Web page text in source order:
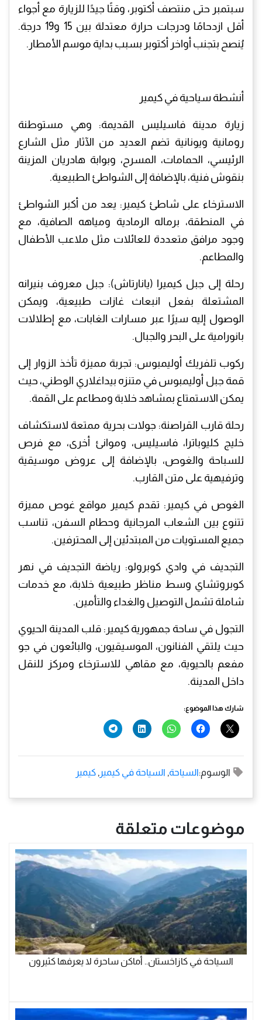
سبتمبر حتى منتصف أكتوبر، وقتًا جيدًا للزيارة مع أجواء
أقل ازدحامًا ودرجات حرارة معتدلة بين 15 و19 درجة.
يُنصح بتجنب أواخر أكتوبر بسبب بداية موسم الأمطار.
أنشطة سياحية في كيمير
زيارة مدينة فاسيليس القديمة: وهي مستوطنة
رومانية ويونانية تضم العديد من الآثار مثل الشارع
الرئيسي، الحمامات، المسرح، وبوابة هادريان المزينة
بنقوش فنية، بالإضافة إلى الشواطئ الطبيعية.
الاسترخاء على شاطئ كيمير: يعد من أكبر الشواطئ
في المنطقة، برماله الرمادية ومياهه الصافية، مع
وجود مرافق متعددة للعائلات مثل ملاعب الأطفال
والمطاعم.
رحلة إلى جبل كيميرا (يانارتاش): جبل معروف بنيرانه
المشتعلة بفعل انبعاث غازات طبيعية، ويمكن
الوصول إليه سيرًا عبر مسارات الغابات، مع إطلالات
بانورامية على البحر والجبال.
ركوب تلفريك أوليمبوس: تجربة مميزة تأخذ الزوار إلى
قمة جبل أوليمبوس في متنزه بيداغلاري الوطني، حيث
يمكن الاستمتاع بمشاهد خلابة ومطاعم على القمة.
رحلة قارب القراصنة: جولات بحرية ممتعة لاستكشاف
خليج كليوباترا، فاسيليس، وموانئ أخرى، مع فرص
للسباحة والغوص، بالإضافة إلى عروض موسيقية
وترفيهية على متن القارب.
الغوص في كيمير: تقدم كيمير مواقع غوص مميزة
تتنوع بين الشعاب المرجانية وحطام السفن، تناسب
جميع المستويات من المبتدئين إلى المحترفين.
التجديف في وادي كوبرولو: رياضة التجديف في نهر
كوبروتشاي وسط مناظر طبيعية خلابة، مع خدمات
شاملة تشمل التوصيل والغداء والتأمين.
التجول في ساحة جمهورية كيمير: قلب المدينة الحيوي
حيث يلتقي الفنانون، الموسيقيون، والبائعون في جو
مفعم بالحيوية، مع مقاهي للاسترخاء ومركز للنقل
داخل المدينة.
شارك هذا الموضوع:
الوسوم:السياحة, السياحة في كيمير , كيمير
موضوعات متعلقة
السياحة في كازاخستان.. أماكن ساحرة لا يعرفها كثيرون